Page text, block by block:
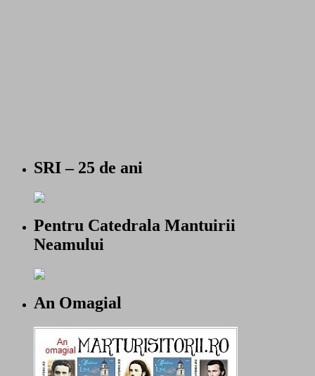
SRI – 25 de ani
Pentru Catedrala Mantuirii
Neamului
An Omagial